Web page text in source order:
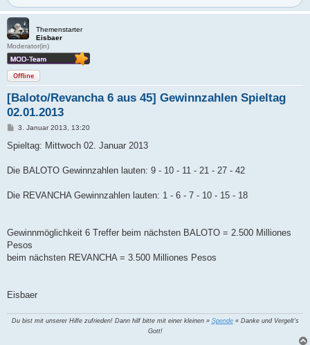
Themenstarter
Eisbaer
Moderator(in)
Offline
[Baloto/Revancha 6 aus 45] Gewinnzahlen Spieltag
02.01.2013
B
i
a
3. Januar 2013, 13:20
Spieltag: Mittwoch 02. Januar 2013
Die BALOTO Gewinnzahlen lauten: 9 - 10 - 11 - 21 - 27 - 42
Die REVANCHA Gewinnzahlen lauten: 1 - 6 - 7 - 10 - 15 - 18
Gewinnmöglichkeit 6 Treffer beim nächsten BALOTO = 2.500 Milliones
Pesos
beim nächsten REVANCHA = 3.500 Milliones Pesos
Eisbaer
Du bist mit unserer Hilfe zufrieden! Dann hilf bitte mit einer kleinen » Spende« Danke und Vergelt's
Gott!